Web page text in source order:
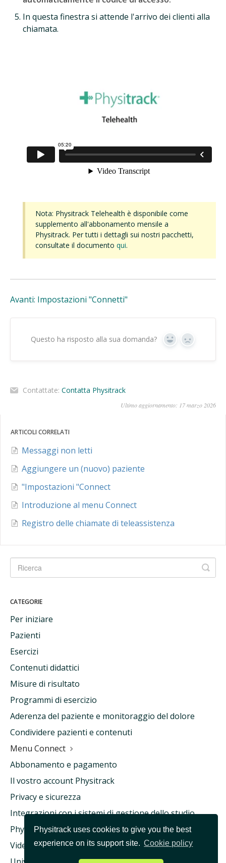
Physitrack uses cookies to give you the best
experience on its support site. Cookie policy
In questa finestra si attende l'arrivo dei clienti alla
chiamata.
Nota: Physitrack Telehealth è disponibile come
supplemento all'abbonamento mensile a
Physitrack. Per tutti i dettagli sui nostri pacchetti,
consultate il documento qui.
Avanti: Impostazioni "Connetti"
Questo ha risposto alla sua domanda? Sì No
Contattate: Contatta Physitrack
Ultimo aggiornamento: 17 marzo 2026
ARTICOLI CORRELATI
Messaggi non letti
Aggiungere un (nuovo) paziente
"Impostazioni "Connect
Introduzione al menu Connect
Registro delle chiamate di teleassistenza
CATEGORIE
Per iniziare
Pazienti
Esercizi
Contenuti didattici
Misure di risultato
Programmi di esercizio
Aderenza del paziente e monitoraggio del dolore
Condividere pazienti e contenuti
Menu Connect
Abbonamento e pagamento
Il vostro account Physitrack
Privacy e sicurezza
Integrazioni con i sistemi di gestione dello studio
Physitrack e assicurazione sanitaria
Videoconsulto e teleassistenza